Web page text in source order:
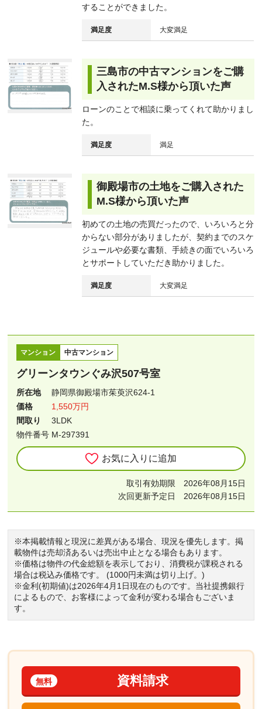
することができました。
満足度 大変満足
三島市の中古マンションをご購
入されたM.S様から頂いた声
ローンのことで相談に乗ってくれて助かりまし
た。
満足度 満足
御殿場市の土地をご購入された
M.S様から頂いた声
初めての土地の売買だったので、いろいろと分
からない部分がありましたが、契約までのスケ
ジュールや必要な書類、手続きの面でいろいろ
とサポートしていただき助かりました。
満足度 大変満足
マンション 中古マンション
グリーンタウンぐみ沢507号室
所在地
静岡県御殿場市茱萸沢624-1
価格
1,550万円
間取り
3LDK
物件番号 M-297391
お気に入りに追加
取引有効期限 2026年08月15日
次回更新予定日 2026年08月15日
※本掲載情報と現況に差異がある場合、現況を優先します。掲
載物件は売却済あるいは売出中止となる場合もあります。
※価格は物件の代金総額を表示しており、消費税が課税される
場合は税込み価格です。 (1000円未満は切り上げ。)
※金利(初期値)は2026年4月1日現在のものです。当社提携銀行
によるもので、お客様によって金利が変わる場合もございま
す。
資料請求
無料